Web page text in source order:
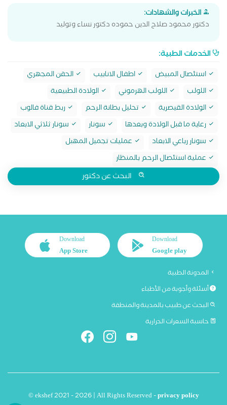
الخبرات والشهادات:
دكتور محمود صلاح الدين حموده دكتور نساء وتوليد
الخدمات الطبية:
استئصال المبيض اطفال الانابيب
الحقن المجهري
اللولب
اللولب الهرموني
الولادة الطبيعية
الولادة القيصرية
تحليل بطانة الرحم
ربط قناة فالوب
رعاية ما قبل الولادة وبعدها
سونار
سونار ثلاثي الابعاد
سونار رباعي الابعاد
عمليات تجميل المهبل
عملية استئصال الرحم بالمنظار
البحث عن دكتور
Download
Google play
Download
App Store
المدونة الطبية
أسئلة وأجوبة من الأطباء
البحث عن طبيب بالمدينة والمنطقة
حاسبة السعرات الحرارية
© ekshef 2021 - 2026 | All Rights Reserved -privacy policy